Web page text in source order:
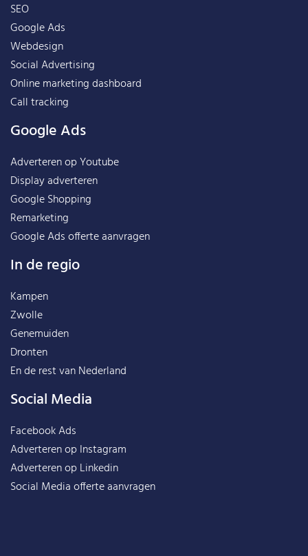
SEO
Google Ads
Webdesign
Social Advertising
Online marketing dashboard
Call tracking
Google Ads
Adverteren op Youtube
Display adverteren
Google Shopping
Remarketing
Google Ads offerte aanvragen
In de regio
Kampen
Zwolle
Genemuiden
Dronten
En de rest vanNederland
Social Media
Facebook Ads
Adverteren op Instagram
Adverteren op Linkedin
Social Media offerte aanvragen